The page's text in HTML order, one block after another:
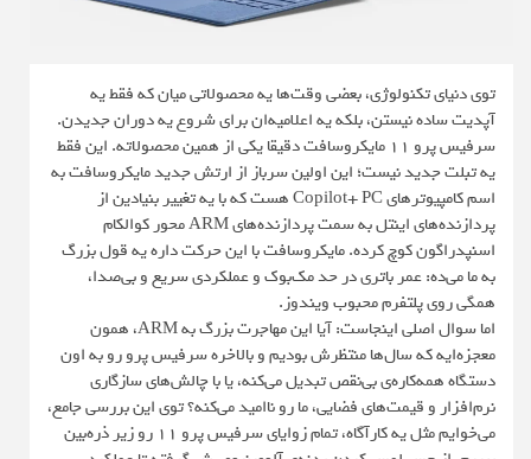
توی دنیای تکنولوژی، بعضی وقت‌ها یه محصولاتی میان که فقط یه
آپدیت ساده نیستن، بلکه یه اعلامیه‌ان برای شروع یه دوران جدیدن.
سرفیس پرو ۱۱ مایکروسافت دقیقا یکی از همین محصولاته. این فقط
یه تبلت جدید نیست؛ این اولین سرباز از ارتش جدید مایکروسافت به
اسم کامپیوترهای Copilot+ PC هست که با یه تغییر بنیادین از
پردازنده‌های اینتل به سمت پردازنده‌های ARM محور کوالکام
اسنپدراگون کوچ کرده. مایکروسافت با این حرکت داره یه قول بزرگ
به ما می‌ده: عمر باتری در حد مک‌بوک و عملکردی سریع و بی‌صدا،
همگی روی پلتفرم محبوب ویندوز.
اما سوال اصلی اینجاست: آیا این مهاجرت بزرگ به ARM، همون
معجزه‌ایه که سال‌ها منتظرش بودیم و بالاخره سرفیس پرو رو به اون
دستگاه همه‌کاره‌ی بی‌نقص تبدیل می‌کنه، یا با چالش‌های سازگاری
نرم‌افزار و قیمت‌های فضایی، ما رو ناامید می‌کنه؟ توی این بررسی جامع،
می‌خوایم مثل یه کارآگاه، تمام زوایای سرفیس پرو ۱۱ رو زیر ذره‌بین